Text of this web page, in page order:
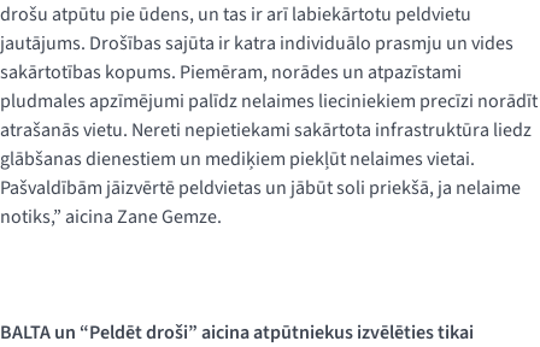
drošu atpūtu pie ūdens, un tas ir arī labiekārtotu peldvietu
jautājums. Drošības sajūta ir katra individuālo prasmju un vides
sakārtotības kopums. Piemēram, norādes un atpazīstami
pludmales apzīmējumi palīdz nelaimes lieciniekiem precīzi norādīt
atrašanās vietu. Nereti nepietiekami sakārtota infrastruktūra liedz
glābšanas dienestiem un mediķiem piekļūt nelaimes vietai.
Pašvaldībām jāizvērtē peldvietas un jābūt soli priekšā, ja nelaime
notiks,” aicina Zane Gemze.
BALTA un “Peldēt droši” aicina atpūtniekus izvēlēties tikai